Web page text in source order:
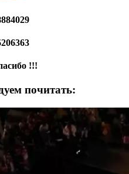
!!!
почитать: